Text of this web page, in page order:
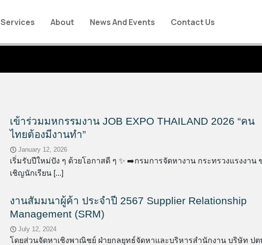
Services About News And Events Contact Us
เข้าร่วมมหกรรมงาน JOB EXPO THAILAND 2026 “คน
ไทยต้องมีงานทำ”
January 12, 2026
เริ่มรับปีใหม่ปัง ๆ ด้วยโอกาสดี ๆ ✨ ➡️กรมการจัดหางาน กระทรวงแรงงาน
เชิญนักเรียน [...]
งานสัมมนาผู้ค้า ประจำปี 2567 Supplier Relationship
Management (SRM)
July 12, 2024
โดยส่วนจัดหาเชิงพาณิชย์ ฝ่ายกลยุทธ์จัดหาและบริหารสำนักงาน บริษัท ปต